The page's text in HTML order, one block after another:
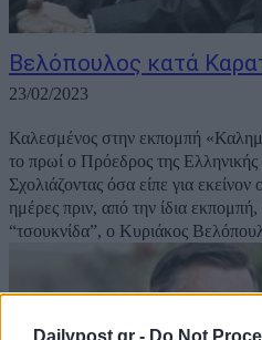
Dailypost.gr - Do Not
Βελόπουλος κατά
23/02/2023
Καλεσμένος στην εκπομπή
το πρωί ο Πρόεδρος της
Σχολιάζοντας όσα είπε για
ημέρες πριν, από την ίδια
“τσουκνίδα”, ο Κυριάκος